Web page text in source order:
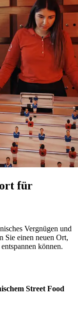
für
Vergnügen und
Sie einen neuen Ort,
können.
Street Food